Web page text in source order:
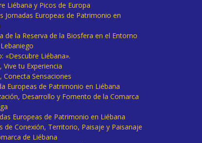
Liébana y Picos de Europa
Jornadas Europeas de Patrimonio en
de la Reserva de la Biosfera en el Entorno
«Descubre Liébana».
Vive tu Experiencia
Conecta Sensaciones
Europeas de Patrimonio en Liébana
Desarrollo y Fomento de la Comarca
Europeas de Patrimonio en Liébana
de Conexión, Territorio, Paisaje y Paisanaje
de Liébana